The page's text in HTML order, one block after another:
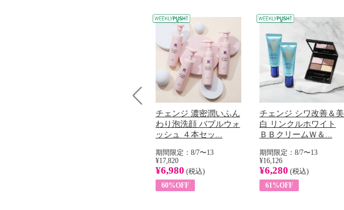
チェンジ 濃密潤いふん
わり泡洗顔 バブルウォ
ッシュ ４本セッ...
期間限定：8/7〜13
¥17,820
¥6,980 (税込)
60%OFF
チェンジ シワ改善＆美
白 リンクルホワイト
ＢＢクリームＷ＆...
期間限定：8/7〜13
¥16,126
¥6,280 (税込)
61%OFF